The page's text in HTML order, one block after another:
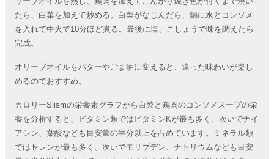
たら、白菜を加えて炒める。白菜がなじんだら、鍋に水とコンソメ
を入れて中火で10分ほど煮る。最後に塩、こしょうで味を調えたら
完成。
オリーブオイルをバターやごま油に変えると、違った味わいが楽し
めるのでおすすめ。
カロリーSlismの栄養素グラフから白菜と鶏肉のコンソメスープの栄
養を分析すると、ビタミン類ではビタミンKが最も多く、次いでナイ
アシン、葉酸なども目安量の半分以上を占めています。ミネラル類
ではセレンが最も多く、次いでモリブデン、ナトリウムなども目安